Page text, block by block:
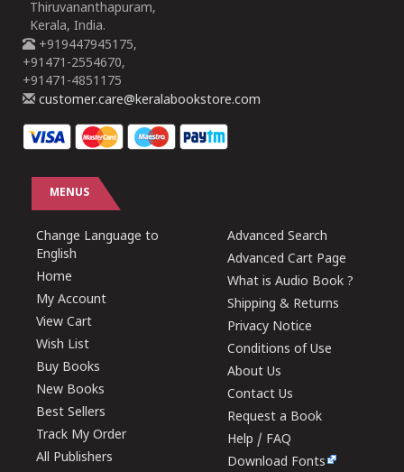
Thiruvananthapuram,
Kerala, India.
+919447945175,
+91471-2554670,
+91471-4851175
customer.care@keralabookstore.com
MENUS
Change Language to
English
Home
My Account
View Cart
Wish List
Buy Books
New Books
Best Sellers
Track My Order
All Publishers
Advanced Search
Advanced Cart Page
What is Audio Book ?
Shipping & Returns
Privacy Notice
Conditions of Use
About Us
Contact Us
Request a Book
Help / FAQ
Download Fonts